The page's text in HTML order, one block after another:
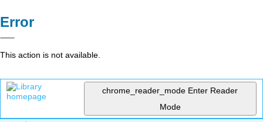
Error
This action is not available.
chrome_reader_mode Enter Reader
Mode